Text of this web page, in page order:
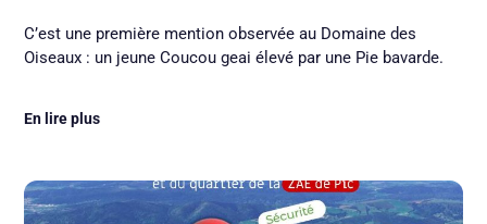
C’est une première mention observée au Domaine des
Oiseaux : un jeune Coucou geai élevé par une Pie bavarde.
En lire plus